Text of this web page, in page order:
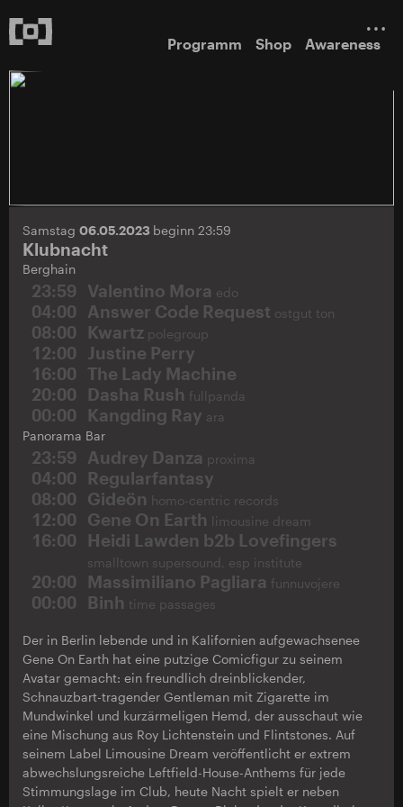
Programm Shop Awareness
Samstag 06.05.2023 beginn 23:59
Klubnacht
Berghain
23:59 Valentino Mora edo
04:00 Answer Code Request ostgut ton
08:00 Kwartz polegroup
12:00
Justine Perry
16:00
The Lady Machine
20:00
Dasha Rush fullpanda
00:00 Kangding Ray ara
Panorama Bar
23:59 Audrey Danza proxima
04:00
Regularfantasy
08:00
Gideön homo-centric records
12:00 Gene On Earth limousine dream
16:00 Heidi Lawden b2b Lovefingers
smalltown supersound, esp institute
20:00 Massimiliano Pagliara funnuvojere
00:00 Binh time passages
Der in Berlin lebende und in Kalifornien aufgewachsenee
Gene On Earth hat eine putzige Comicfigur zu seinem
Avatar gemacht: ein freundlich dreinblickender,
Schnauzbart-tragender Gentleman mit Zigarette im
Mundwinkel und kurzärmeligen Hemd, der ausschaut wie
eine Mischung aus Roy Lichtenstein und Flintstones. Auf
seinem Label Limousine Dream veröffentlicht er extrem
abwechslungsreiche Leftfield-House-Anthems für jede
Stimmungslage im Club, heute Nacht spielt er neben